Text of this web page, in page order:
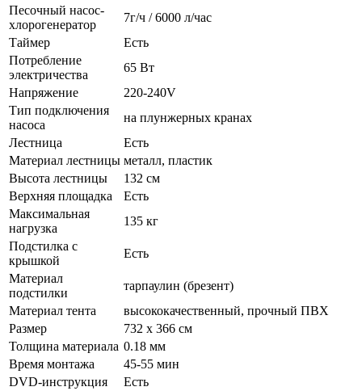
Песочный насос-
хлорогенератор
7г/ч / 6000 л/час
Таймер
Есть
Потребление
электричества
65 Вт
Напряжение
220-240V
Тип подключения
насоса
на плунжерных кранах
Лестница
Есть
Материал лестницы металл, пластик
Высота лестницы
132 см
Верхняя площадка
Есть
Максимальная
нагрузка
135 кг
Подстилка с
крышкой
Есть
Материал
подстилки
тарпаулин (брезент)
Материал тента
высококачественный, прочный ПВХ
Размер
732 х 366 см
Толщина материала 0.18 мм
Время монтажа
45-55 мин
DVD-инструкция
Есть